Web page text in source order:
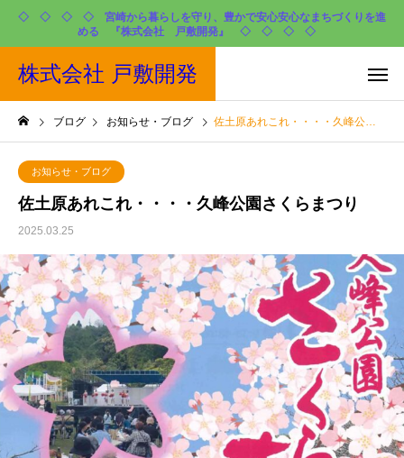
◇ ◇ ◇ ◇ 宮崎から暮らしを守り、豊かで安心安心なまちづくりを進
める 『株式会社 戸敷開発』 ◇ ◇ ◇ ◇
株式会社 戸敷開発
ブログ お知らせ・ブログ 佐土原あれこれ・・・・久峰公園さくらまつり
お知らせ・ブログ
佐土原あれこれ・・・・久峰公園さくらまつり
2025.03.25